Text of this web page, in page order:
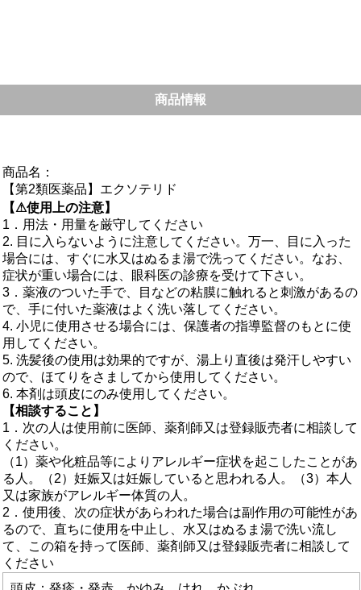
商品情報
商品名：
【第2類医薬品】エクソテリド
【⚠使用上の注意】
1．用法・用量を厳守してください
2. 目に入らないように注意してください。万一、目に入った
場合には、すぐに水又はぬるま湯で洗ってください。なお、
症状が重い場合には、眼科医の診療を受けて下さい。
3．薬液のついた手で、目などの粘膜に触れると刺激があるの
で、手に付いた薬液はよく洗い落してください。
4. 小児に使用させる場合には、保護者の指導監督のもとに使
用してください。
5. 洗髪後の使用は効果的ですが、湯上り直後は発汗しやすい
ので、ほてりをさましてから使用してください。
6. 本剤は頭皮にのみ使用してください。
【相談すること】
1．次の人は使用前に医師、薬剤師又は登録販売者に相談して
ください。
（1）薬や化粧品等によりアレルギー症状を起こしたことがあ
る人。（2）妊娠又は妊娠していると思われる人。（3）本人
又は家族がアレルギー体質の人。
2．使用後、次の症状があらわれた場合は副作用の可能性があ
るので、直ちに使用を中止し、水又はぬるま湯で洗い流し
て、この箱を持って医師、薬剤師又は登録販売者に相談して
ください